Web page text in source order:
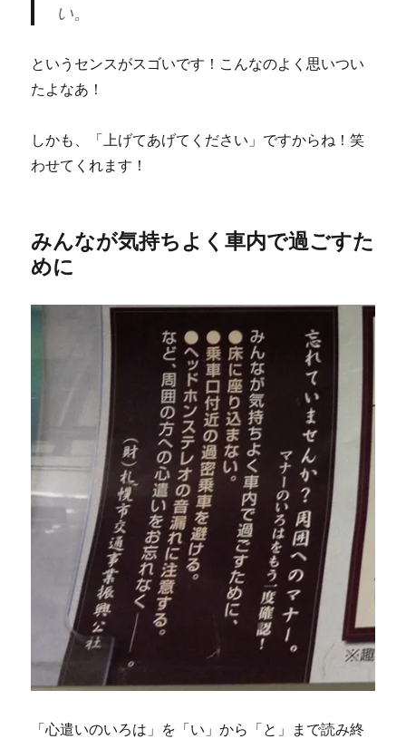
い。
というセンスがスゴいです！こんなのよく思いつい
たよなあ！
しかも、「上げてあげてください」ですからね！笑
わせてくれます！
みんなが気持ちよく車内で過ごすた
めに
「心遣いのいろは」を「い」から「と」まで読み終